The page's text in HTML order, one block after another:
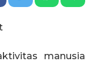
manusia